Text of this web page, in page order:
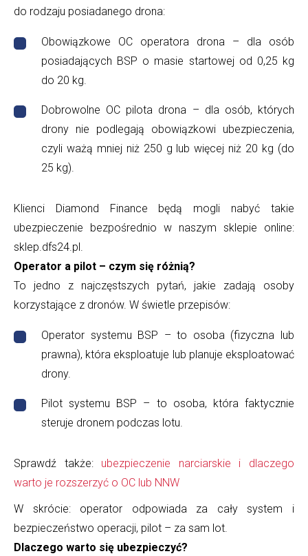
do rodzaju posiadanego drona:
Obowiązkowe OC operatora drona – dla osób
posiadających BSP o masie startowej od 0,25 kg
do 20 kg.
Dobrowolne OC pilota drona – dla osób, których
drony nie podlegają obowiązkowi ubezpieczenia,
czyli ważą mniej niż 250 g lub więcej niż 20 kg (do
25 kg).
Klienci Diamond Finance będą mogli nabyć takie
ubezpieczenie bezpośrednio w naszym sklepie online:
sklep.dfs24.pl.
Operator a pilot – czym się różnią?
To jedno z najczęstszych pytań, jakie zadają osoby
korzystające z dronów. W świetle przepisów:
Operator systemu BSP – to osoba (fizyczna lub
prawna), która eksploatuje lub planuje eksploatować
drony.
Pilot systemu BSP – to osoba, która faktycznie
steruje dronem podczas lotu.
Sprawdź także: ubezpieczenie narciarskie i dlaczego
warto je rozszerzyć o OC lub NNW
W skrócie: operator odpowiada za cały system i
bezpieczeństwo operacji, pilot – za sam lot.
Dlaczego warto się ubezpieczyć?